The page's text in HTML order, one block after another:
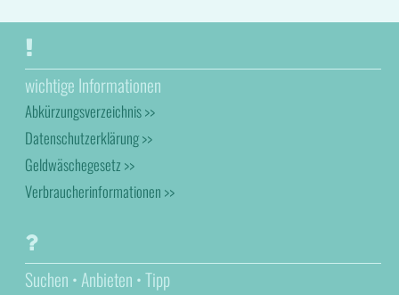
wichtige Informationen
Abkürzungsverzeichnis >>
Datenschutzerklärung >>
Geldwäschegesetz >>
Verbraucherinformationen >>
Suchen • Anbieten • Tipp